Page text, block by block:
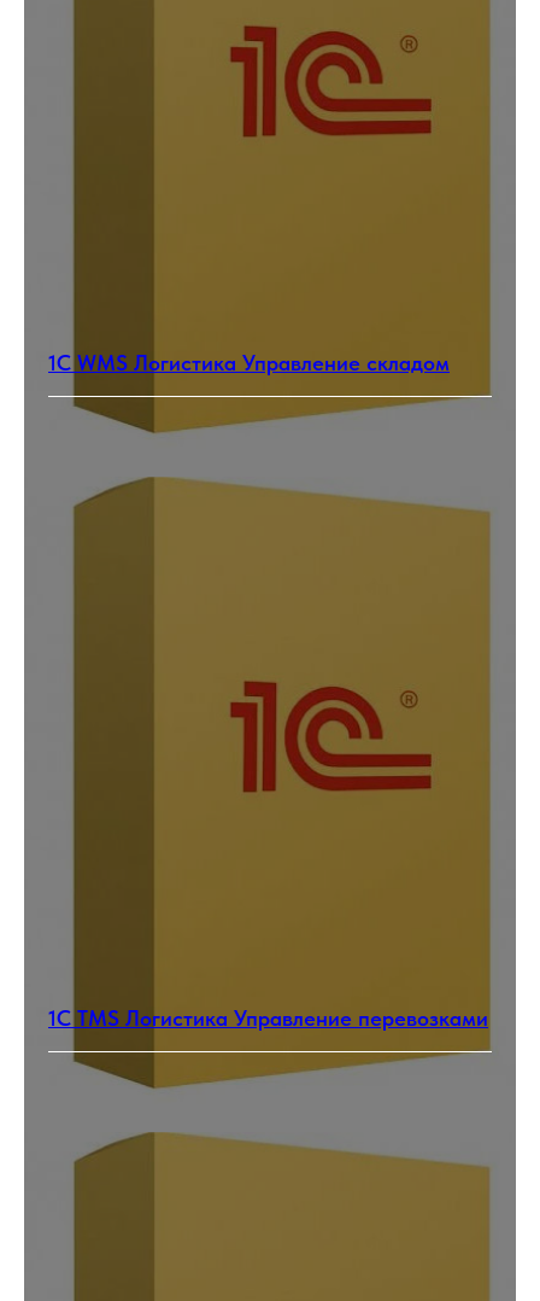
1С WMS Логистика Управление складом
1С TMS Логистика Управление перевозками